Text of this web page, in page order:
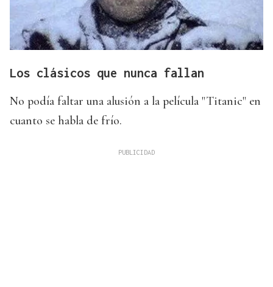
Los clásicos que nunca fallan
No podía faltar una alusión a la película "Titanic" en
cuanto se habla de frío.